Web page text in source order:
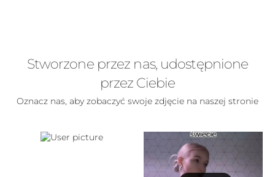
Stworzone przez nas, udostępnione
przez Ciebie
Oznacz nas, aby zobaczyć swoje zdjęcie na naszej stronie